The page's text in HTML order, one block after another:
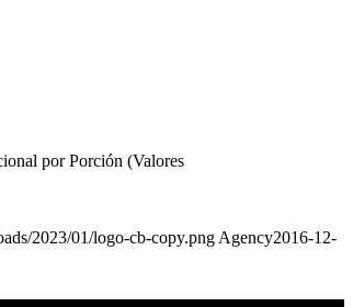
por Porción (Valores
2023/01/logo-cb-copy.png Agency2016-12-